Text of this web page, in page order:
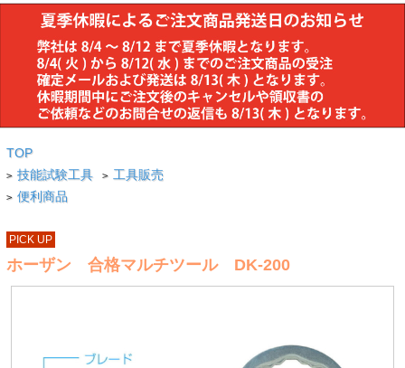
TOP
> 技能試験工具 > 工具販売
> 便利商品
PICK UP
ホーザン 合格マルチツール DK-200